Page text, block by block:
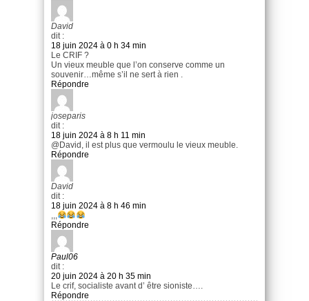
David
dit :
18 juin 2024 à 0 h 34 min
Le CRIF ?
Un vieux meuble que l’on conserve comme un
souvenir…même s’il ne sert à rien .
Répondre
joseparis
dit :
18 juin 2024 à 8 h 11 min
@David, il est plus que vermoulu le vieux meuble.
Répondre
David
dit :
18 juin 2024 à 8 h 46 min
,,,
Répondre
Paul06
dit :
20 juin 2024 à 20 h 35 min
Le crif, socialiste avant d’ être sioniste….
Répondre